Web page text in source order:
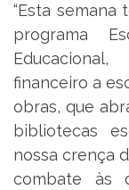
“Esta
programa
financeiro a
obras, que
bibliotecas
nossa crença
combate às